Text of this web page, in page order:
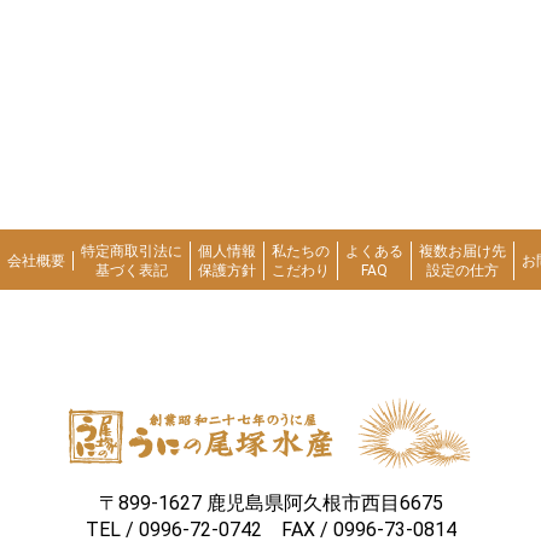
会社概要
特定商取引法に
基づく表記
個人情報
保護方針
私たちの
こだわり
よくある
FAQ
複数お届け先
設定の仕方
お
〒899-1627 鹿児島県阿久根市西目6675
TEL / 0996-72-0742 FAX / 0996-73-0814